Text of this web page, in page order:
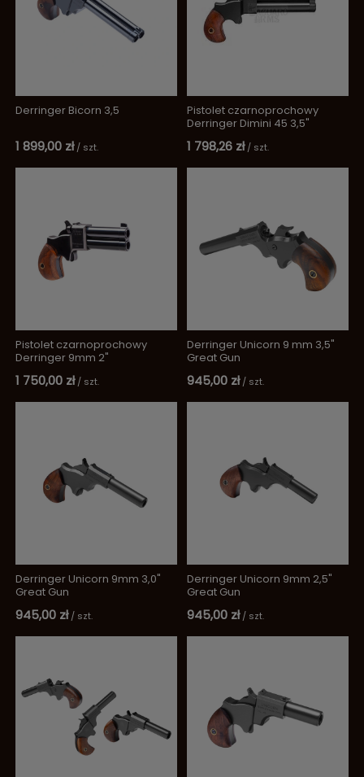
Derringer Bicorn 3,5
1 899,00 zł / szt.
Pistolet czarnoprochowy
Derringer Dimini 45 3,5"
1 798,26 zł / szt.
Pistolet czarnoprochowy
Derringer 9mm 2"
1 750,00 zł / szt.
Derringer Unicorn 9 mm 3,5"
Great Gun
945,00 zł / szt.
Derringer Unicorn 9mm 3,0"
Great Gun
945,00 zł / szt.
Derringer Unicorn 9mm 2,5"
Great Gun
945,00 zł / szt.